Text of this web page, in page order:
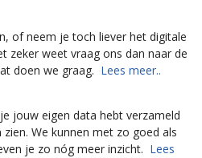
of neem je toch liever het digitale
zeker weet vraag ons dan naar de
doen we graag. Lees meer..
jouw eigen data hebt verzameld
We kunnen met zo goed als
je zo nóg meer inzicht. Lees